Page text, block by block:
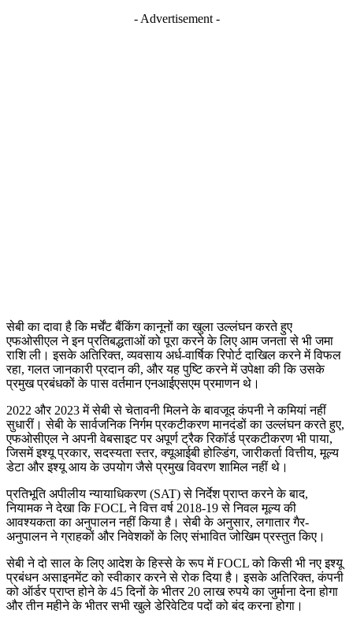
- Advertisement -
सेबी का दावा है कि मर्चेंट बैंकिंग कानूनों का खुला उल्लंघन करते हुए
एफओसीएल ने इन प्रतिबद्धताओं को पूरा करने के लिए आम जनता से भी जमा
राशि ली। इसके अतिरिक्त, व्यवसाय अर्ध-वार्षिक रिपोर्ट दाखिल करने में विफल
रहा, गलत जानकारी प्रदान की, और यह पुष्टि करने में उपेक्षा की कि उसके
प्रमुख प्रबंधकों के पास वर्तमान एनआईएसएम प्रमाणन थे।
2022 और 2023 में सेबी से चेतावनी मिलने के बावजूद कंपनी ने कमियां नहीं
सुधारीं। सेबी के सार्वजनिक निर्गम प्रकटीकरण मानदंडों का उल्लंघन करते हुए,
एफओसीएल ने अपनी वेबसाइट पर अपूर्ण ट्रैक रिकॉर्ड प्रकटीकरण भी पाया,
जिसमें इश्यू प्रकार, सदस्यता स्तर, क्यूआईबी होल्डिंग, जारीकर्ता वित्तीय, मूल्य
डेटा और इश्यू आय के उपयोग जैसे प्रमुख विवरण शामिल नहीं थे।
प्रतिभूति अपीलीय न्यायाधिकरण (SAT) से निर्देश प्राप्त करने के बाद,
नियामक ने देखा कि FOCL ने वित्त वर्ष 2018-19 से निवल मूल्य की
आवश्यकता का अनुपालन नहीं किया है। सेबी के अनुसार, लगातार गैर-
अनुपालन ने ग्राहकों और निवेशकों के लिए संभावित जोखिम प्रस्तुत किए।
सेबी ने दो साल के लिए आदेश के हिस्से के रूप में FOCL को किसी भी नए इश्यू
प्रबंधन असाइनमेंट को स्वीकार करने से रोक दिया है। इसके अतिरिक्त, कंपनी
को ऑर्डर प्राप्त होने के 45 दिनों के भीतर 20 लाख रुपये का जुर्माना देना होगा
और तीन महीने के भीतर सभी खुले डेरिवेटिव पदों को बंद करना होगा।